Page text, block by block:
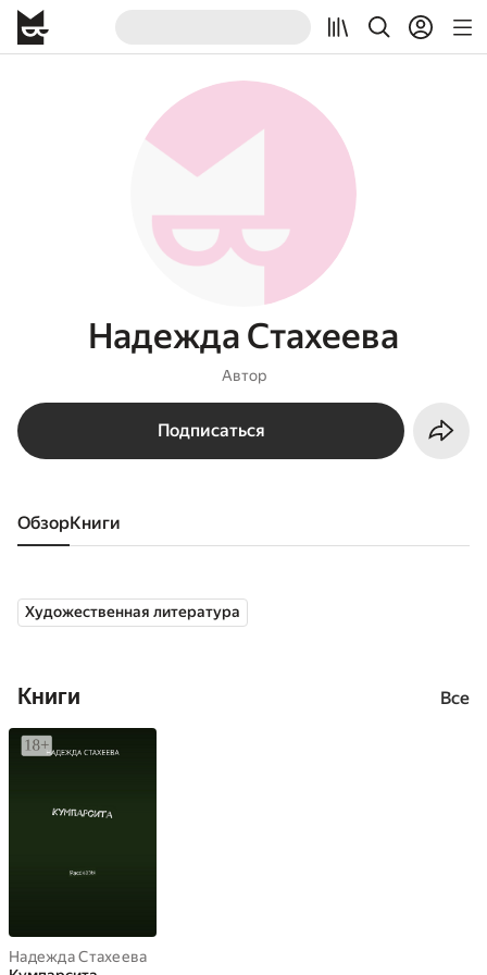
Надежда Стахеева
Автор
Подписаться
Обзор книги
Художественная литература
Книги Все
Надежда Стахеева